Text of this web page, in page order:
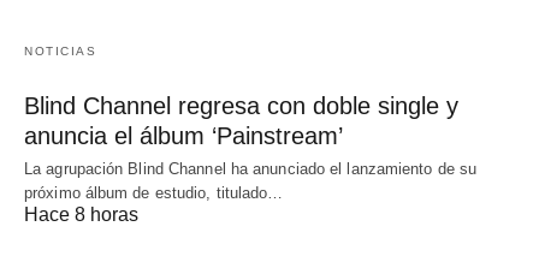
NOTICIAS
Blind Channel regresa con doble single y
anuncia el álbum ‘Painstream’
La agrupación Blind Channel ha anunciado el lanzamiento de su
próximo álbum de estudio, titulado…
Hace 8 horas